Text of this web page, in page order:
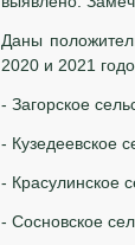
Даны
2020 и 2021
- Загорское
- Кузедеевское
- Красулинское
- Сосновское